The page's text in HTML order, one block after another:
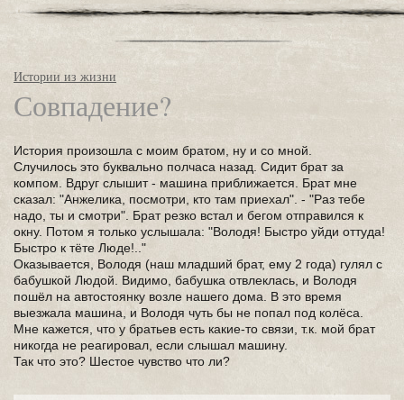
Истории из жизни
Совпадение?
История произошла с моим братом, ну и со мной.
Случилось это буквально полчаса назад. Сидит брат за
компом. Вдруг слышит - машина приближается. Брат мне
сказал: "Анжелика, посмотри, кто там приехал". - "Раз тебе
надо, ты и смотри". Брат резко встал и бегом отправился к
окну. Потом я только услышала: "Володя! Быстро уйди оттуда!
Быстро к тёте Люде!.."
Оказывается, Володя (наш младший брат, ему 2 года) гулял с
бабушкой Людой. Видимо, бабушка отвлеклась, и Володя
пошёл на автостоянку возле нашего дома. В это время
выезжала машина, и Володя чуть бы не попал под колёса.
Мне кажется, что у братьев есть какие-то связи, т.к. мой брат
никогда не реагировал, если слышал машину.
Так что это? Шестое чувство что ли?